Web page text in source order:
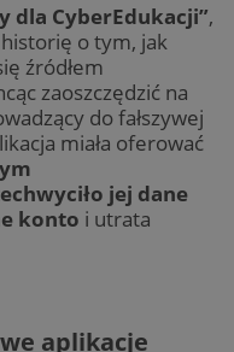
dla CyberEdukacji”,
o tym, jak
źródłem
zaoszczędzić na
do fałszywej
miała oferować
jej dane
konto i utrata
aplikacje